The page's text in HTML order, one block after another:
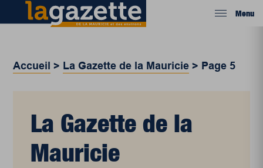
Menu
Accueil > La Gazette de la Mauricie > Page 5
La Gazette de la
Mauricie